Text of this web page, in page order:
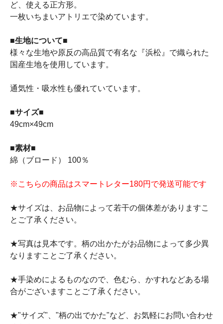
ど、使える正方形。
一枚いちまいアトリエで染めています。
■生地について■
様々な生地や原反の高品質で有名な『浜松』で織られた
国産生地を使用しています。
通気性・吸水性も優れていています。
■サイズ■
49cm×49cm
■素材■
綿（ブロード） 100％
※こちらの商品はスマートレター180円で発送可能です
★サイズは、お品物によって若干の個体差がありますこ
とご了承ください。
★写真は見本です。柄の出かたがお品物によって多少異
なりますことご了承ください。
★手染めによるものなので、色むら、かすれなどある場
合がございますことご了承ください。
★"サイズ"、"柄の出でかた"など、お気軽にお問い合わせ